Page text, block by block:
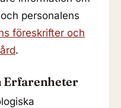
personalens
föreskrifter och
.
Erfarenheter